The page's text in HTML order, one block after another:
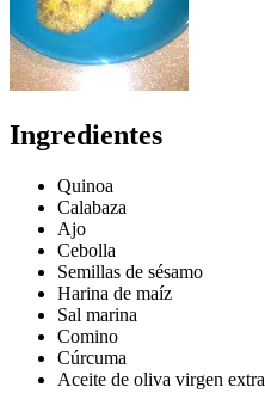
Ingredientes
Quinoa
Calabaza
Ajo
Cebolla
Semillas de sésamo
Harina de maíz
Sal marina
Comino
Cúrcuma
Aceite de oliva virgen extra